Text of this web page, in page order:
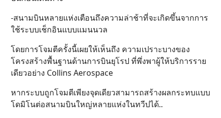
-สนามบินหลายแห่งเตือนถึงความล่าช้าที่จะเกิดขึ้นจากการ
ใช้ระบบเช็กอินแบบแมนนวล
โดยการโจมตีครั้งนี้เผยให้เห็นถึง ความเปราะบางของ
โครงสร้างพื้นฐานด้านการบินยุโรป ที่พึ่งพาผู้ให้บริการราย
เดียวอย่าง Collins Aerospace
หากระบบถูกโจมตีเพียงจุดเดียวสามารถสร้างผลกระทบแบบ
โดมิโนต่อสนามบินใหญ่หลายแห่งในทวีปได้..